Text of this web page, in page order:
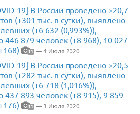
19] В России проведено >20,7
(+301 тыс. в сутки), выявлено
(+6 632 (0,993%)),
446 879 человек (+8 968), 10 027
11 — 4 Июля 2020
19] В России проведено >20,5
(+282 тыс. в сутки), выявлено
(+6 718 (1,016%)),
437 893 человек (+8 915), 9 859
11 — 3 Июля 2020